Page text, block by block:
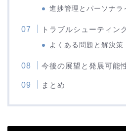
進捗管理とパーソナラ
トラブルシューティン
よくある問題と解決策
今後の展望と発展可能
まとめ